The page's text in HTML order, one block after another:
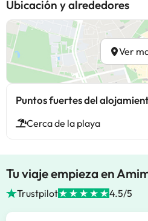
Ubicación y alrededores
Ver
Puntos fuertes del
Cerca de la playa
Tu viaje empieza en
Trustpilot 4.5/5